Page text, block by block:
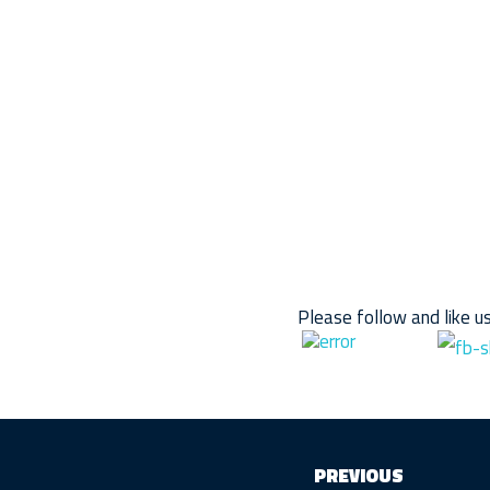
Please follow and like
PREVIOUS